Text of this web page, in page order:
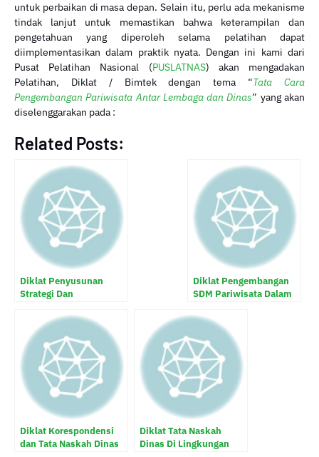
untuk perbaikan di masa depan. Selain itu, perlu ada mekanisme
tindak lanjut untuk memastikan bahwa keterampilan dan
pengetahuan yang diperoleh selama pelatihan dapat
diimplementasikan dalam praktik nyata. Dengan ini kami dari
Pusat Pelatihan Nasional (PUSLATNAS) akan mengadakan
Pelatihan, Diklat / Bimtek dengan tema “Tata Cara
Pengembangan Pariwisata Antar Lembaga dan Dinas” yang akan
diselenggarakan pada :
Related Posts:
Diklat Penyusunan
Strategi Dan
Daerah
Diklat Pengembangan
SDM Pariwisata Dalam
Daerah
Diklat Korespondensi
dan Tata Naskah Dinas
Diklat Tata Naskah
Dinas Di Lingkungan